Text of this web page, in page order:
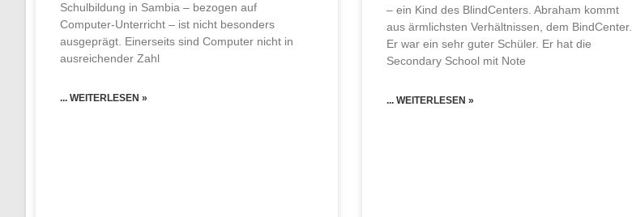
Schulbildung in Sambia – bezogen auf
Computer-Unterricht – ist nicht besonders
ausgeprägt. Einerseits sind Computer nicht in
ausreichender Zahl
... WEITERLESEN »
– ein Kind des BlindCenters. Abraham kommt
aus ärmlichsten Verhältnissen, dem BindCenter.
Er war ein sehr guter Schüler. Er hat die
Secondary School mit Note
... WEITERLESEN »